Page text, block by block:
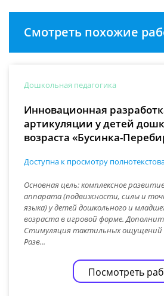
Смотреть похожие
Дошкольная педагогика
Инновационная
артикуляции у детей
возраста «Бусинка-
Доступна к просмотру
Основная цель: комплексное
аппарата (подвижности, силы и
языка) у детей дошкольного и
возраста в игровой форме.
Стимуляция тактильных ощущений
Разв...
Посмотреть